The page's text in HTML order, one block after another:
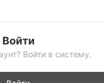
Войти
Войти в систему.